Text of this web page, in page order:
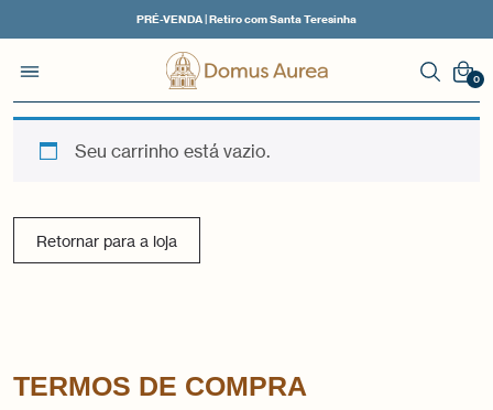
PRÉ-VENDA | Retiro com Santa Teresinha
0
Seu carrinho está vazio.
Retornar para a loja
TERMOS DE COMPRA